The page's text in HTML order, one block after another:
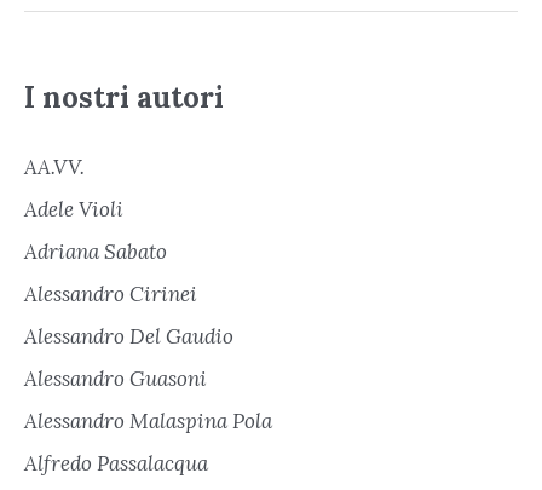
I nostri autori
AA.VV.
Adele Violi
Adriana Sabato
Alessandro Cirinei
Alessandro Del Gaudio
Alessandro Guasoni
Alessandro Malaspina Pola
Alfredo Passalacqua